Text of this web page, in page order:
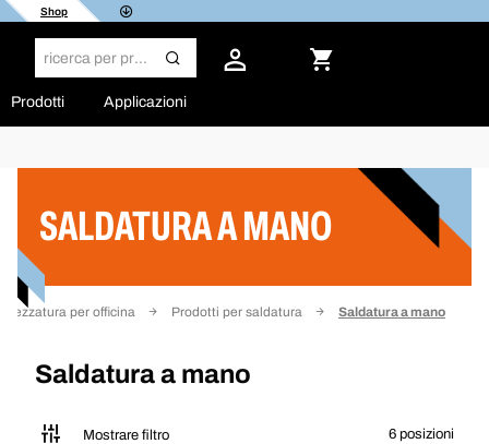
Shop
Prodotti Applicazioni
SALDATURA A MANO
per officina Prodotti per saldatura Saldatura a mano
Saldatura a mano
Mostrare filtro 6 posizioni
Filtro